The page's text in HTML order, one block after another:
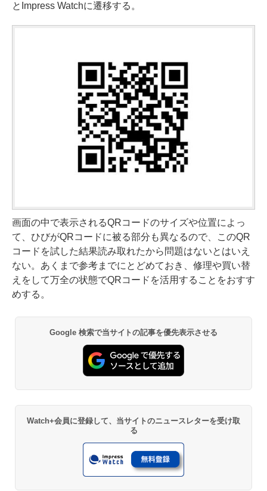
とImpress Watchに遷移する。
画面の中で表示されるQRコードのサイズや位置によっ
て、ひびがQRコードに被る部分も異なるので、このQR
コードを試した結果読み取れたから問題はないとはいえ
ない。あくまで参考までにとどめておき、修理や買い替
えをして万全の状態でQRコードを活用することをおすす
めする。
Google 検索で当サイトの記事を優先表示させる
Watch+会員に登録して、当サイトのニュースレターを受け取
る